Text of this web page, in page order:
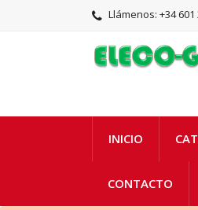
Llámenos: +34
INICIO
CONTACTO